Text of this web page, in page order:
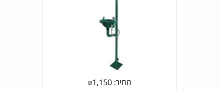
מחיר: ₪1,150